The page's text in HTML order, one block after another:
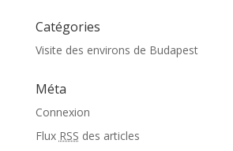
Catégories
Visite des environs de Budapest
Méta
Connexion
Flux RSS des articles